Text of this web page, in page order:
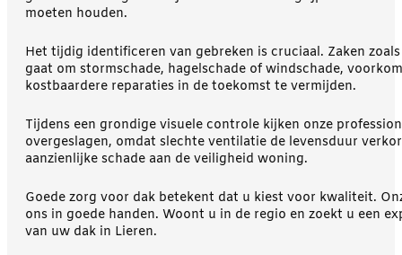
moeten houden.
Het tijdig identificeren van gebreken is cruciaal. Zaken
gaat om stormschade, hagelschade of windschade,
kostbaardere reparaties in de toekomst te vermijden.
Tijdens een grondige visuele controle kijken onze
overgeslagen, omdat slechte ventilatie de levensduur
aanzienlijke schade aan de veiligheid woning.
Goede zorg voor dak betekent dat u kiest voor kwaliteit.
ons in goede handen. Woont u in de regio en zoekt u een
van uw dak in Lieren.